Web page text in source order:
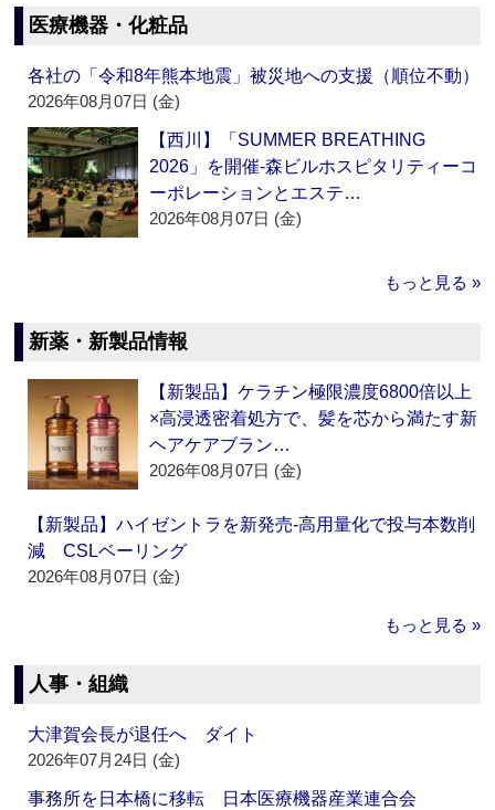
医療機器・化粧品
各社の「令和8年熊本地震」被災地への支援（順位不動）
2026年08月07日 (金)
【西川】「SUMMER BREATHING
2026」を開催‐森ビルホスピタリティーコ
ーポレーションとエステ…
2026年08月07日 (金)
もっと見る »
新薬・新製品情報
【新製品】ケラチン極限濃度6800倍以上
×高浸透密着処方で、髪を芯から満たす新
ヘアケアブラン…
2026年08月07日 (金)
【新製品】ハイゼントラを新発売‐高用量化で投与本数削
減 CSLベーリング
2026年08月07日 (金)
もっと見る »
人事・組織
大津賀会長が退任へ ダイト
2026年07月24日 (金)
事務所を日本橋に移転 日本医療機器産業連合会